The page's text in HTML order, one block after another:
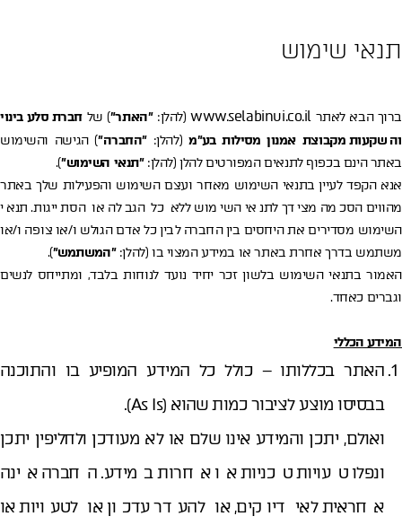
תנאי שימוש
ברוך הבא לאתר www.selabinui.co.il (להלן:"האתר") של חברת סלע בינוי
והשקעות מקבוצת אמנון מסילות בע"מ (להלן: "החברה") הגישה והשימוש
באתר הינם בכפוף לתנאים המפורטים להלן (להלן:"תנאי השימוש").
אנא הקפד לעיין בתנאי השימוש מאחר ועצם השימוש והפעילות שלך באתר
מהווים הסכמה מצידך לתנאי השימוש ללא כל הגבלה או הסתייגות. תנאי
השימוש מסדירים את היחסים בין החברה לבין כל אדם הגולש ו/או צופה ו/או
משתמש בדרך אחרת באתר או במידע המצוי בו (להלן:"המשתמש").
האמור בתנאי השימוש בלשון זכר יחיד נועד לנוחות בלבד, ומתייחס לנשים
וגברים כאחד.
המידע הכללי
האתר בכללותו – כולל כל המידע המופיע בו והתוכנה
בבסיסו מוצע לציבור כמות שהוא (As Is).
ואולם, יתכן והמידע אינו שלם או לא מעודכן ולחליפין יתכן
ונפלו טעויות טכניות או אחרות במידע. החברה אינה
אחראית לאי דיוקים, או להעדר עדכון או לטעויות או